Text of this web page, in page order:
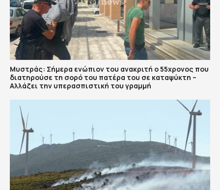
Μυστράς: Σήμερα ενώπιον του ανακριτή ο 55χρονος που
διατηρούσε τη σορό του πατέρα του σε καταψύκτη –
Αλλάζει την υπερασπιστική του γραμμή